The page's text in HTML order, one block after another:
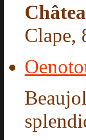
Clape,